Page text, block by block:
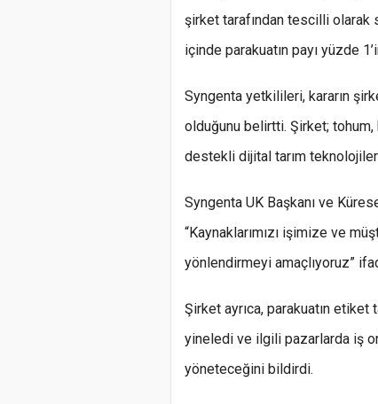
şirket tarafından tescilli olarak
içinde parakuatın payı yüzde
Syngenta yetkilileri, kararın
olduğunu belirtti. Şirket;
destekli dijital tarım teknolojileri
Syngenta UK Başkanı ve
“Kaynaklarımızı işimize ve
yönlendirmeyi amaçlıyoruz”
Şirket ayrıca, parakuatın etiket
yineledi ve ilgili pazarlarda iş
yöneteceğini bildirdi.